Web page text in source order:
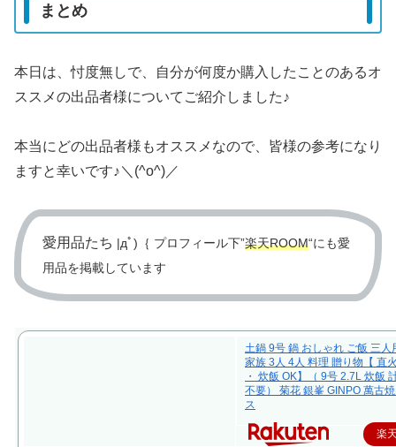
まとめ
本日は、忖度無しで、自分が何度か購入したことのあるオ
ススメの出品者様についてご紹介しました♪
本当にどの出品者様もオススメなので、皆様の参考になり
ますと幸いです♪＼(^o^)／
愛用品たち |дﾟ)｛ プロフィール下”楽天ROOM“にも愛
用品を掲載しています
土鍋 9号 鍋 おしゃれ ご飯 三人
家族 3人 4人 料理 贈り物【 直
・ 炊飯 OK】（ 9号 2.7L 炊飯
不要） 菊花 銀峯 GINPO 萬古
ス
楽